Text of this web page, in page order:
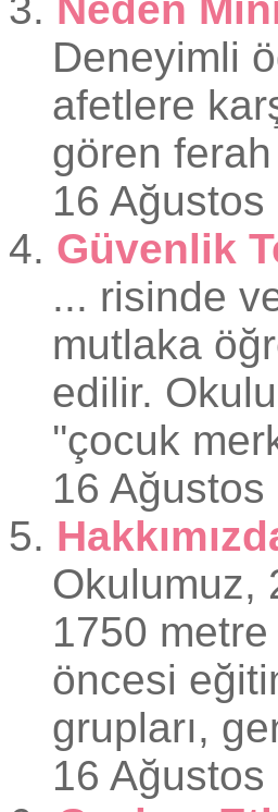
3. Neden
Deneyimli
afetlere
gören
16
4. Güvenlik
... risinde
mutlaka
edilir. Okul
''çocuk
16
5.
Okulumuz,
1750
öncesi
grupları,
16